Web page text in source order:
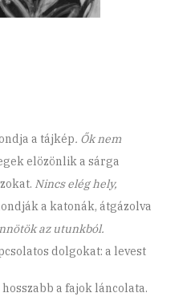
a tájkép. Ők nem
elözönlik a sárga
Nincs elég hely,
a katonák, átgázolva
az utunkból.
dolgokat: a levest
a fajok láncolata.